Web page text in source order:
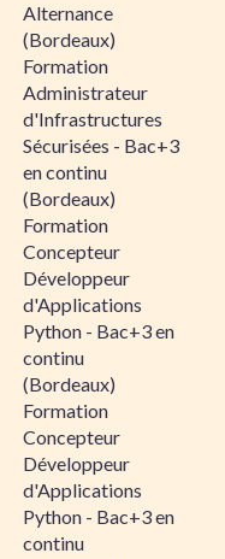
Alternance
(Bordeaux)
Formation
Administrateur
d'Infrastructures
Sécurisées - Bac+3
en continu
(Bordeaux)
Formation
Concepteur
Développeur
d'Applications
Python - Bac+3 en
continu
(Bordeaux)
Formation
Concepteur
Développeur
d'Applications
Python - Bac+3 en
continu